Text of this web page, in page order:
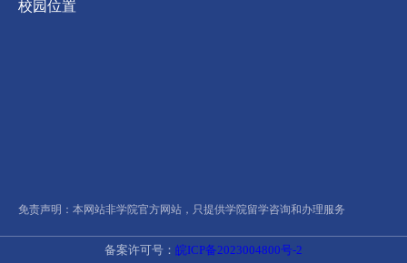
校园位置
免责声明：本网站非学院官方网站，只提供学院留学咨询和办理服务
备案许可号： 皖ICP备2023004800号-2